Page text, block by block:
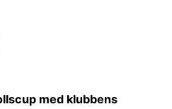
med klubbens